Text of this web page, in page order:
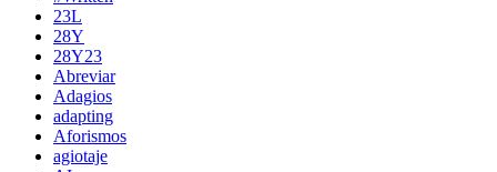
23L
28Y
28Y23
Abreviar
Adagios
adapting
Aforismos
agiotaje